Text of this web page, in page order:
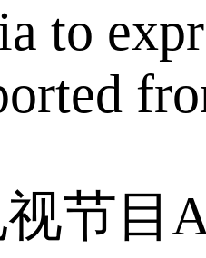
to
节目